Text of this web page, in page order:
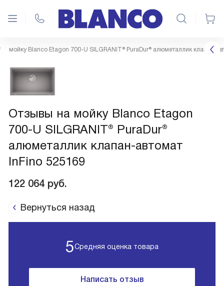
мойку Blanco Etagon 700-U SILGRANIT® PuraDur® алюметаллик клапан-
Отзывы на мойку Blanco Etagon
700-U SILGRANIT® PuraDur®
алюметаллик клапан-автомат
InFino 525169
122 064 руб.
Вернуться назад
5Средняя оценка товара
Написать отзыв